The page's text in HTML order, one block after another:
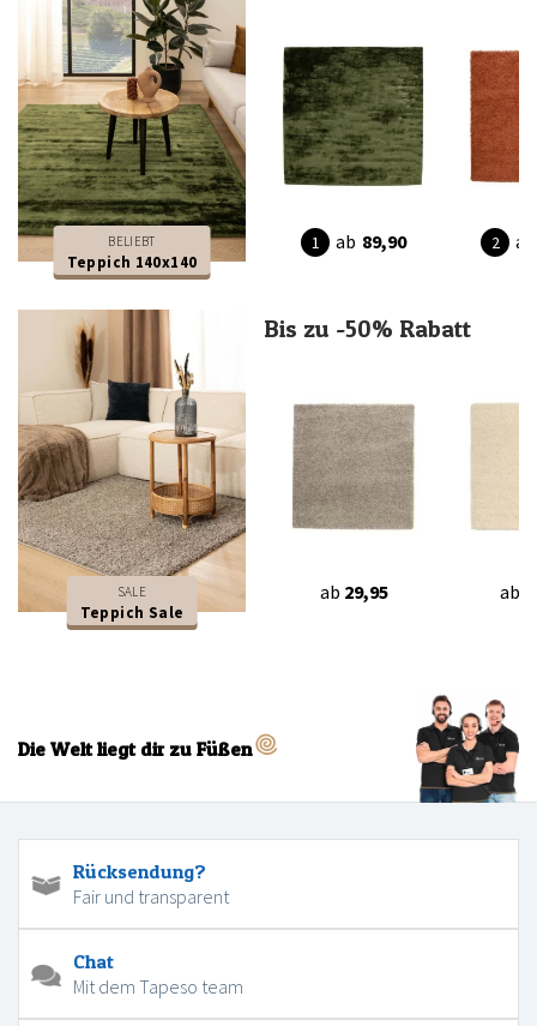
BELIEBT
Teppich 140x140
ab 89,90 ab
SALE
Teppich Sale
Bis zu -50% Rabatt
ab 29,95 ab
Die Welt liegt dir zu Füßen
Rücksendung?
Fair und transparent
Chat
Mit dem Tapeso team